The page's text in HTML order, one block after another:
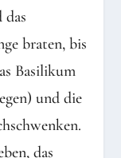
das
braten, bis
Basilikum
und die
das